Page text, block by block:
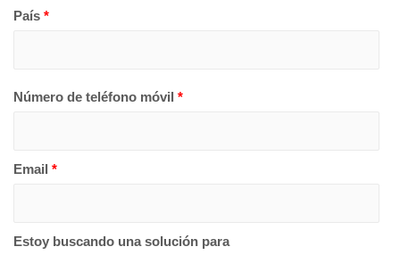
País *
Número de teléfono móvil *
Email *
Estoy buscando una solución para